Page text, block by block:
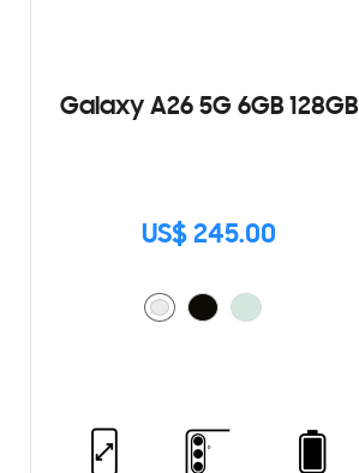
Galaxy A26 5G 6GB 128GB
US$ 245.00